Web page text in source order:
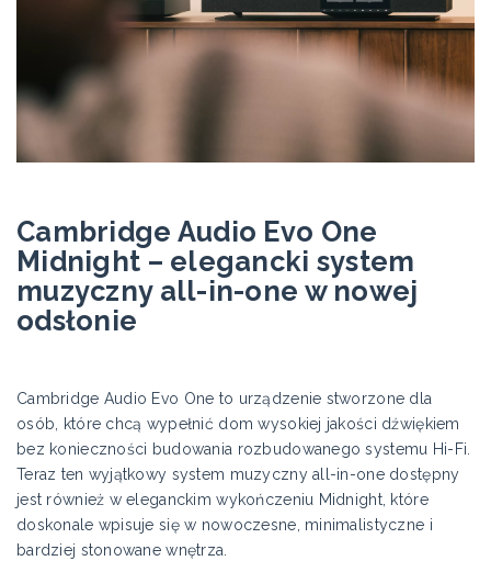
Cambridge Audio Evo One
Midnight – elegancki system
muzyczny all-in-one w nowej
odsłonie
Cambridge Audio Evo One to urządzenie stworzone dla
osób, które chcą wypełnić dom wysokiej jakości dźwiękiem
bez konieczności budowania rozbudowanego systemu Hi-Fi.
Teraz ten wyjątkowy system muzyczny all-in-one dostępny
jest również w eleganckim wykończeniu Midnight, które
doskonale wpisuje się w nowoczesne, minimalistyczne i
bardziej stonowane wnętrza.